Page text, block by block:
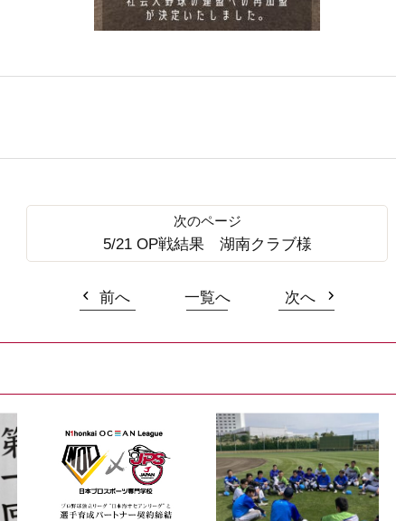
5/21 OP戦結果 湖南クラブ様
前へ 一覧へ 次へ